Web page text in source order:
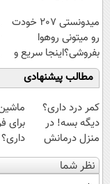
میدونستی 207 خودت
رو میتونی روهوا
بفروشی؟اینجا سریع و
راحت بفروش
مطالب پیشنهادی
کمر درد داری؟
دیگه بسه! در
منزل درمانش
کن
(◀پرسش‌نامه)
برای
داری؟
نظر شما